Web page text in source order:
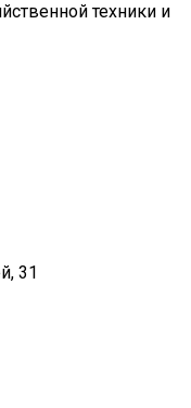
техники и
31